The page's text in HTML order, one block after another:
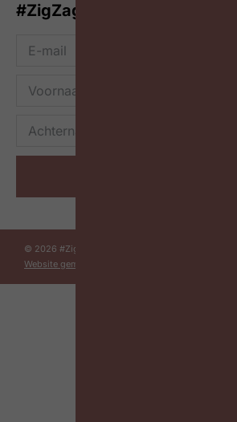
#ZigZagHR-Nieuwsbrief
© 2026 #ZigZagHR – Alle rechten voorbehouden –
Website gemaakt door Kreatix